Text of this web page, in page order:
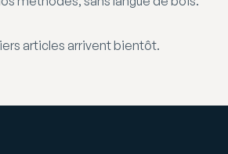
articles arrivent bientôt.